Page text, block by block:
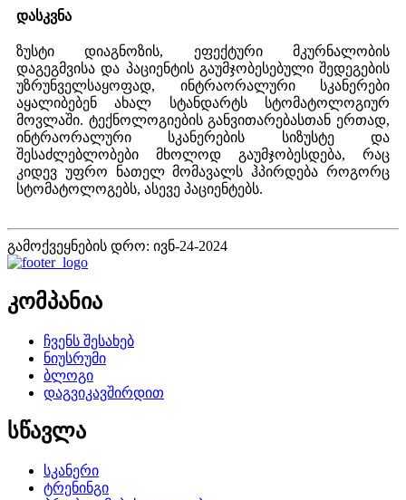
დასკვნა
ზუსტი დიაგნოზის, ეფექტური მკურნალობის
დაგეგმვისა და პაციენტის გაუმჯობესებული შედეგების
უზრუნველსაყოფად, ინტრაორალური სკანერები
აყალიბებენ ახალ სტანდარტს სტომატოლოგიურ
მოვლაში. ტექნოლოგიების განვითარებასთან ერთად,
ინტრაორალური სკანერების სიზუსტე და
შესაძლებლობები მხოლოდ გაუმჯობესდება, რაც
კიდევ უფრო ნათელ მომავალს ჰპირდება როგორც
სტომატოლოგებს, ასევე პაციენტებს.
გამოქვეყნების დრო: ივნ-24-2024
კომპანია
ჩვენს შესახებ
ნიუსრუმი
ბლოგი
დაგვიკავშირდით
სწავლა
სკანერი
ტრენინგი